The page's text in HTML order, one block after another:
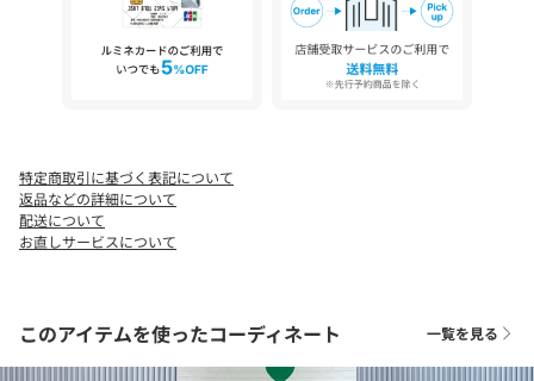
肌離れのよい、ドライなタッチの質感も特徴です。
■コーディネート
同素材を使用したジャケットとセットアップでの着用がおすす
ローファーやレザーシューズを取り入れたキレイめな着こなし方
も素敵です。
「WONDER CLOTH（ワンダークロス）」
春夏のアクティブなシーンにも活躍するクリーンな雰囲気が魅力の
アイテム群です。
特定商取引に基づく表記について
返品などの詳細について
配送について
お直しサービスについて
このアイテムを使ったコーディネート 一覧を見る